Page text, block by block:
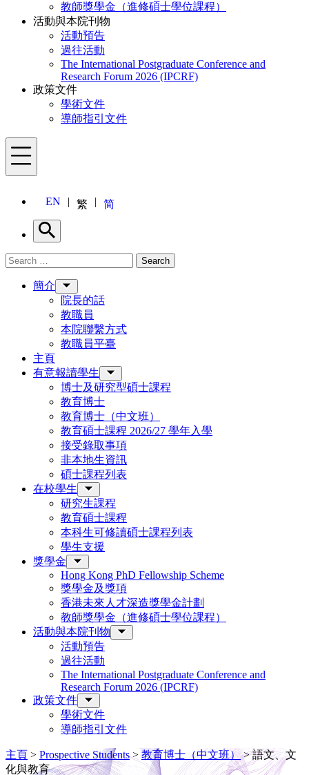
教師獎學金（進修碩士學位課程）
活動與本院刊物
活動預告
過往活動
The International Postgraduate Conference and
Research Forum 2026 (IPCRF)
政策文件
學術文件
導師指引文件
Menu
EN 繁 简
Search
Search for: Search
簡介
院長的話
教職員
本院聯繫方式
教職員平臺
主頁
有意報讀學生
博士及研究型碩士課程
教育博士
教育博士（中文班）
教育碩士課程 2026/27 學年入學
接受錄取事項
非本地生資訊
碩士課程列表
在校學生
研究生課程
教育碩士課程
本科生可修讀碩士課程列表
學生支援
獎學金
Hong Kong PhD Fellowship Scheme
獎學金及獎項
香港未來人才深造獎學金計劃
教師獎學金（進修碩士學位課程）
活動與本院刊物
活動預告
過往活動
The International Postgraduate Conference and
Research Forum 2026 (IPCRF)
政策文件
學術文件
導師指引文件
主頁 > Prospective Students> 教育博士（中文班）>語文、文
化與教育